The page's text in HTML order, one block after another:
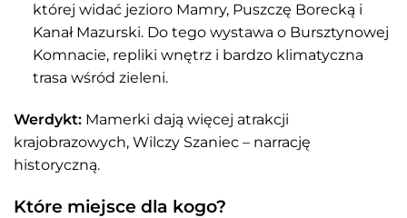
której widać jezioro Mamry, Puszczę Borecką i
Kanał Mazurski. Do tego wystawa o Bursztynowej
Komnacie, repliki wnętrz i bardzo klimatyczna
trasa wśród zieleni.
Werdykt: Mamerki dają więcej atrakcji
krajobrazowych, Wilczy Szaniec – narrację
historyczną.
Które miejsce dla kogo?